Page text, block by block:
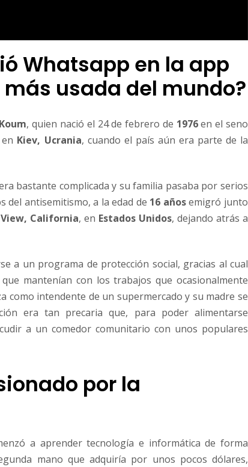
Whatsapp en la app
usada del mundo?
, quien nació el 24 de febrero de 1976en el seno
Kiev, Ucrania, cuando el país aún era parte de la
bastante complicada y su familia pasaba por serios
del antisemitismo, a la edad de 16 añosemigró junto
California, en Estados Unidos, dejando atrás a
a un programa de protección social, gracias al cual
mantenían con los trabajos que ocasionalmente
como intendente de un supermercado y su madre se
era tan precaria que, para poder alimentarse
a un comedor comunitario con unos populares
por la
a aprender tecnología e informática de forma
mano que adquiría por unos pocos dólares,